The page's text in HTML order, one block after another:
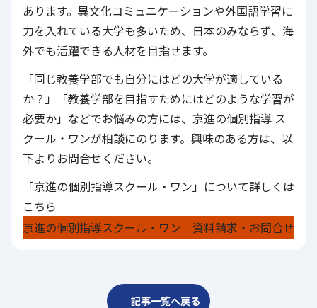
あります。異文化コミュニケーションや外国語学習に
力を入れている大学も多いため、日本のみならず、海
外でも活躍できる人材を目指せます。
「同じ教養学部でも自分にはどの大学が適している
か？」「教養学部を目指すためにはどのような学習が
必要か」などでお悩みの方には、 京進の個別指導 ス
クール・ワンが相談にのります。興味のある方は、以
下よりお問合せください。
「京進の個別指導スクール・ワン」について詳しくは
こちら
京進の個別指導スクール・ワン 資料請求・お問合せ
記事一覧へ戻る